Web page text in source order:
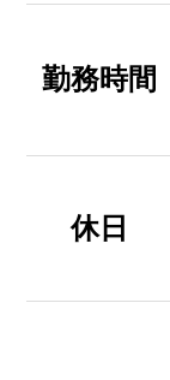
勤務時間
休日